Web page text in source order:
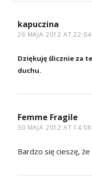
kapuczina
26 MAJA 2012 AT 22:04
Dziękuję ślicznie za
duchu.
Femme Fragile
30 MAJA 2012 AT 14:08
Bardzo się cieszę,